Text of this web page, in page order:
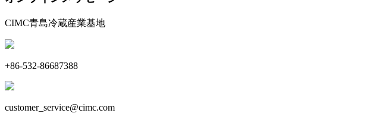
CIMC青島冷蔵産業基地
+86-532-86687388
customer_service@cimc.com